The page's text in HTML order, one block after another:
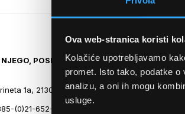
Ova web-stranica koristi
Kolačiće upotrebljavamo
promet. Isto tako, podatke
analizu, a oni ih mogu
usluge.
POSLOVNICA 1
1a, 21300 Makarska
(0)21-652-102
SITEMAP
O nama